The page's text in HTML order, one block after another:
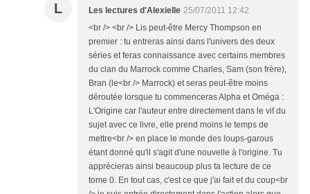
L Les lectures d'Alexielle 25/07/2011 12:42
<br /> <br /> Lis peut-être Mercy Thompson en
premier : tu entreras ainsi dans l'univers des deux
séries et feras connaissance avec certains membres
du clan du Marrock comme Charles, Sam (son frère),
Bran (le<br /> Marrock) et seras peut-être moins
déroutée lorsque tu commenceras Alpha et Oméga :
L'Origine car l'auteur entre directement dans le vif du
sujet avec ce livre, elle prend moins le temps de
mettre<br /> en place le monde des loups-garous
étant donné qu'il s'agit d'une nouvelle à l'origine. Tu
apprécieras ainsi beaucoup plus ta lecture de ce
tome 0. En tout cas, c'est ce que j'ai fait et du coup<br